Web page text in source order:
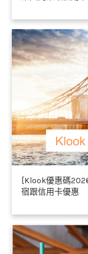
[Klook優惠碼
宿跟信用卡優惠